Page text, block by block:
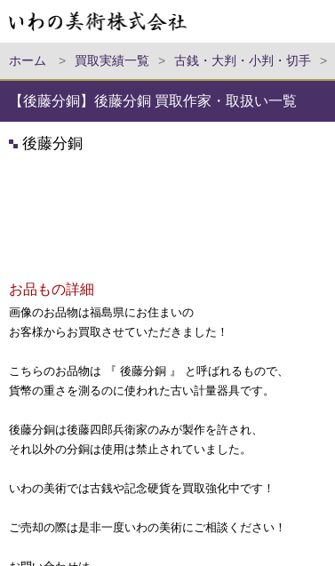
ホーム > 買取実績一覧 > 古銭・大判・小判・切手 >
【後藤分銅】後藤分銅 買取作家・取扱い一覧
後藤分銅
お品もの詳細
画像のお品物は福島県にお住まいの
お客様からお買取させていただきました！
こちらのお品物は 『 後藤分銅 』 と呼ばれるもので、
貨幣の重さを測るのに使われた古い計量器具です。
後藤分銅は後藤四郎兵衛家のみが製作を許され、
それ以外の分銅は使用は禁止されていました。
いわの美術では古銭や記念硬貨を買取強化中です！
ご売却の際は是非一度いわの美術にご相談ください！